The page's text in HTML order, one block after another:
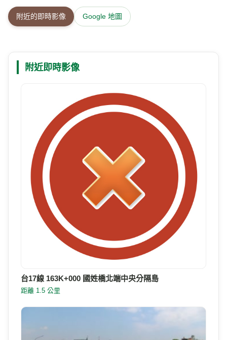
附近的即時影像 Google 地圖
附近即時影像
台17線 163K+000 國姓橋北端中央分隔島
距離 1.5 公里